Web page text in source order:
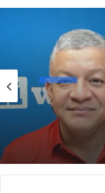
Dane
octubre 31,
Feria
Wisconsin